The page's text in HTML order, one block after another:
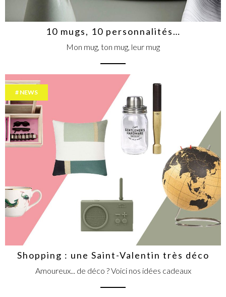
10 mugs, 10 personnalités…
Mon mug, ton mug, leur mug
NEWS
Shopping : une Saint-Valentin très déco
Amoureux... de déco ? Voici nos idées cadeaux